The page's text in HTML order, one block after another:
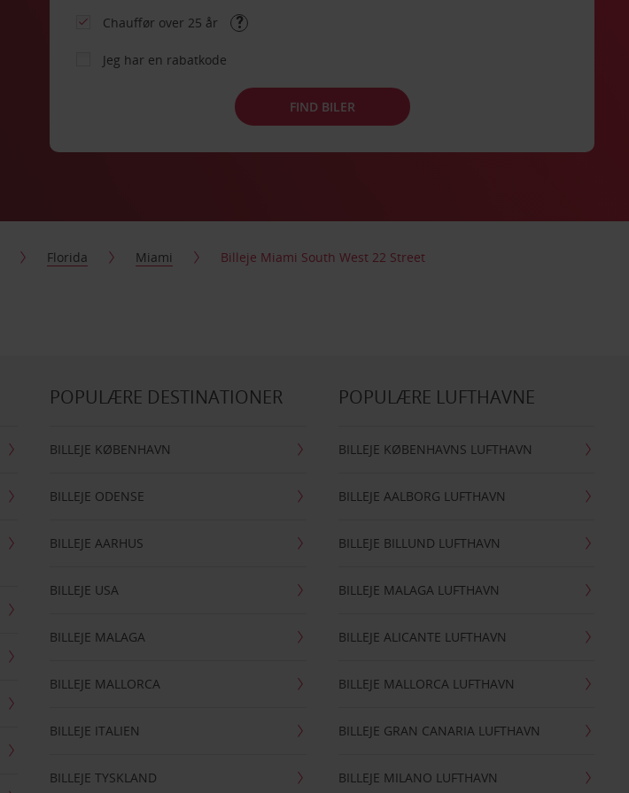
Chauffør over 25 år
Jeg har en rabatkode
FIND BILER
Florida Miami Billeje Miami South West 22 Street
POPULÆRE DESTINATIONER
BILLEJE KØBENHAVN
BILLEJE ODENSE
BILLEJE AARHUS
BILLEJE USA
BILLEJE MALAGA
BILLEJE MALLORCA
BILLEJE ITALIEN
BILLEJE TYSKLAND
POPULÆRE LUFTHAVNE
BILLEJE KØBENHAVNS LUFTHAVN
BILLEJE AALBORG LUFTHAVN
BILLEJE BILLUND LUFTHAVN
BILLEJE MALAGA LUFTHAVN
BILLEJE ALICANTE LUFTHAVN
BILLEJE MALLORCA LUFTHAVN
BILLEJE GRAN CANARIA LUFTHAVN
BILLEJE MILANO LUFTHAVN